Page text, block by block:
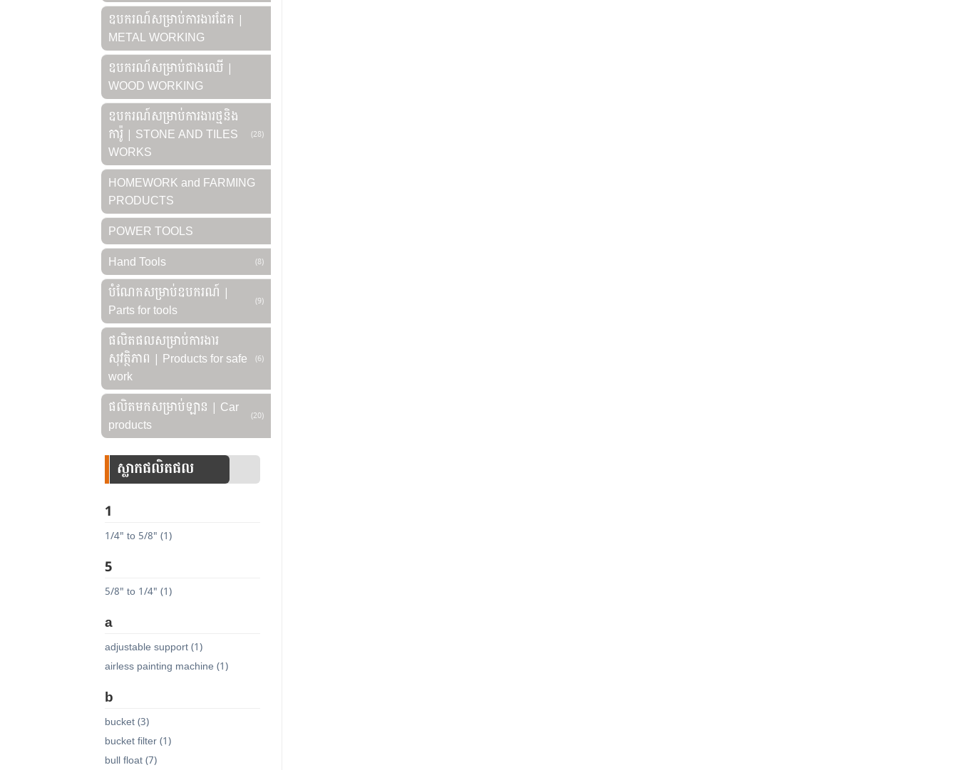
ឧបករណ៍សម្រាប់ការងារដែក |
METAL WORKING
ឧបករណ៍សម្រាប់ជាងឈើ |
WOOD WORKING
ឧបករណ៍សម្រាប់ការងារថ្មនិង
ការ៉ូ | STONE AND TILES
WORKS
(28)
HOMEWORK and FARMING
PRODUCTS
POWER TOOLS
Hand Tools
(8)
បំណែកសម្រាប់ឧបករណ៍ |
Parts for tools
(9)
ផលិតផលសម្រាប់ការងារ
សុវត្ថិភាព | Products for safe
work
(6)
ផលិតមកសម្រាប់ឡាន | Car
products
(20)
ស្លាកផលិតផល
1
1/4" to 5/8" (1)
5
5/8" to 1/4" (1)
a
adjustable support (1)
airless painting machine (1)
b
bucket (3)
bucket filter (1)
bull float (7)